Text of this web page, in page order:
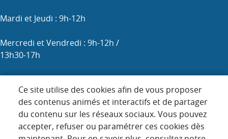
Ce site utilise des cookies afin de vous proposer
des contenus animés et interactifs et de partager
du contenu sur les réseaux sociaux. Vous pouvez
accepter, refuser ou paramétrer ces cookies dès
Mardi et Jeudi : 9h-12h
Mercredi et Vendredi : 9h-12h /
13h30-17h
Menu
ACCUEIL